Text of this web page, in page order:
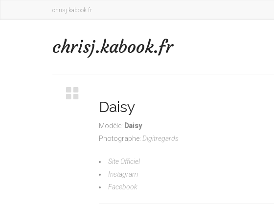
chrisj.kabook.fr
chrisj.kabook.fr
Daisy
Modèle: Daisy
Photographe: Digitregards
Site Officiel
Instagram
Facebook